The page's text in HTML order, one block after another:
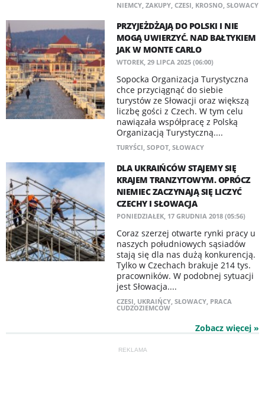
NIEMCY, ZAKUPY, CZESI, KROSNO, SŁOWACY
PRZYJEŻDŻAJĄ DO POLSKI I NIE
MOGĄ UWIERZYĆ. NAD BAŁTYKIEM
JAK W MONTE CARLO
WTOREK, 29 LIPCA 2025 (06:00)
Sopocka Organizacja Turystyczna
chce przyciągnąć do siebie
turystów ze Słowacji oraz większą
liczbę gości z Czech. W tym celu
nawiązała współpracę z Polską
Organizacją Turystyczną....
TURYŚCI, SOPOT, SŁOWACY
DLA UKRAIŃCÓW STAJEMY SIĘ
KRAJEM TRANZYTOWYM. OPRÓCZ
NIEMIEC ZACZYNAJĄ SIĘ LICZYĆ
CZECHY I SŁOWACJA
PONIEDZIAŁEK, 17 GRUDNIA 2018 (05:56)
Coraz szerzej otwarte rynki pracy u
naszych południowych sąsiadów
stają się dla nas dużą konkurencją.
Tylko w Czechach brakuje 214 tys.
pracowników. W podobnej sytuacji
jest Słowacja....
CZESI, UKRAIŃCY, SŁOWACY, PRACA
CUDZOZIEMCÓW
Zobacz więcej »
REKLAMA